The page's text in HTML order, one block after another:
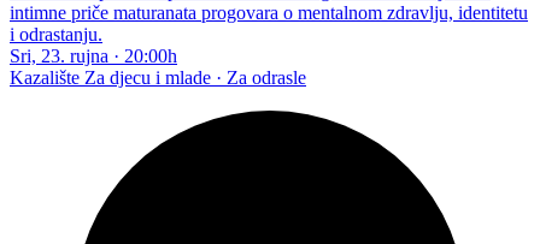
intimne priče maturanata progovara o mentalnom zdravlju, identitetu
i odrastanju.
Sri, 23. rujna · 20:00h
Kazalište Za djecu i mlade · Za odrasle